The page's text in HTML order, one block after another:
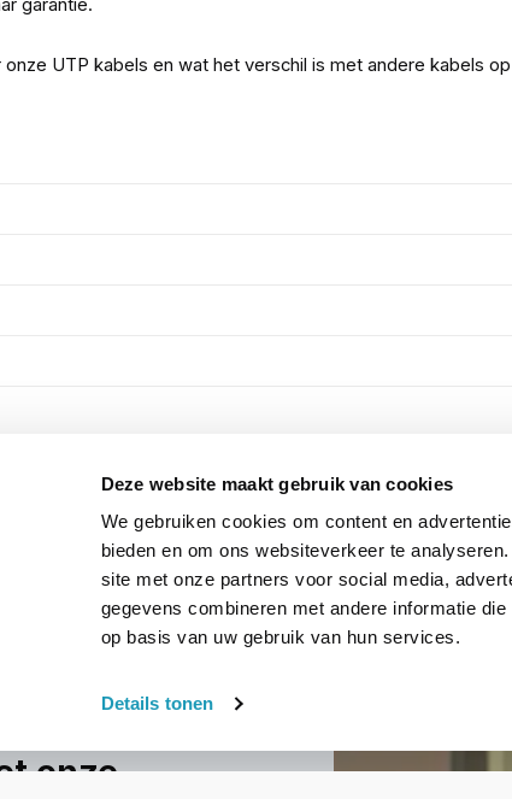
Deze website maakt gebruik van cookies
We gebruiken cookies om content en
bieden en om ons websiteverkeer te
site met onze partners voor social media,
gegevens combineren met andere informatie
op basis van uw gebruik van hun services.
Details tonen
garantie.
UTP kabels en wat het verschil is met andere kabels
onze